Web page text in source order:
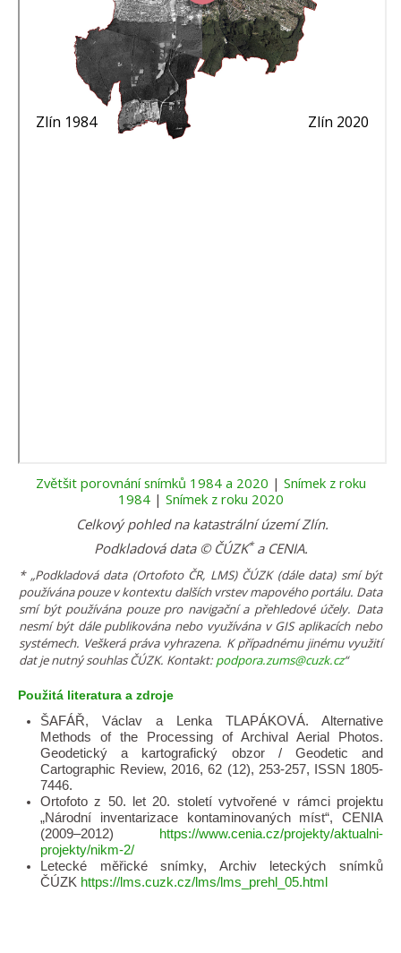
Zvětšit porovnání snímků 1984 a 2020 | Snímek z roku
1984| Snímek z roku 2020
Celkový pohled na katastrální územíZlín.
Podkladová data © ČÚZK*a CENIA.
* „Podkladová data (Ortofoto ČR, LMS) ČÚZK (dále data) smí být
používána pouze v kontextu dalších vrstev mapového portálu. Data
smí být používána pouze pro navigační a přehledové účely. Data
nesmí být dále publikována nebo využívána v GIS aplikacích nebo
systémech. Veškerá práva vyhrazena. K případnému jinému využití
dat je nutný souhlas ČÚZK. Kontakt: podpora.zums@cuzk.cz“
Použitá literatura a zdroje
ŠAFÁŘ, Václav a Lenka TLAPÁKOVÁ. Alternative
Methods of the Processing of Archival Aerial Photos.
Geodetický a kartografický obzor / Geodetic and
Cartographic Review, 2016, 62 (12), 253-257, ISSN 1805-
7446.
Ortofoto z 50. let 20. století vytvořené v rámci projektu
„Národní inventarizace kontaminovaných míst“, CENIA
(2009–2012)
https://www.cenia.cz/projekty/aktualni-
projekty/nikm-2/
Letecké měřické snímky, Archiv leteckých snímků
ČÚZK https://lms.cuzk.cz/lms/lms_prehl_05.html